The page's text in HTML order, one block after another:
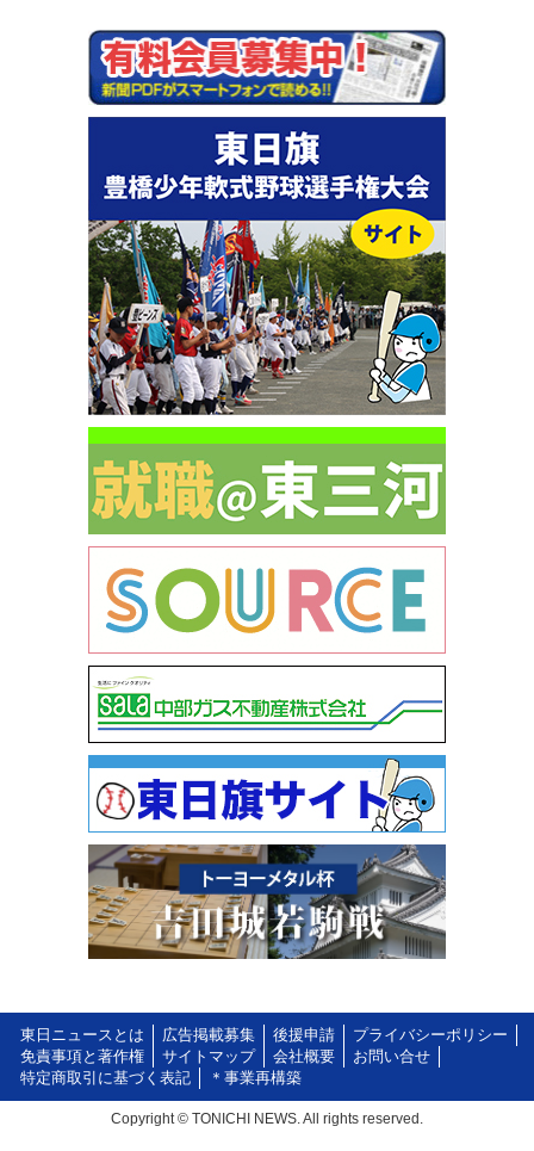
東日ニュースとは 広告掲載募集 後援申請
プライバシーポリシー
免責事項と著作権
サイトマップ 会社概要
お問い合せ
特定商取引に基づく表記
＊事業再構築
Copyright © TONICHI NEWS. All rights reserved.